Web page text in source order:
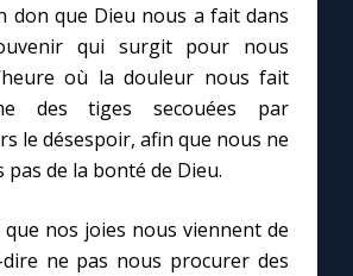
don que Dieu nous a fait dans
qui surgit pour nous
où la douleur nous fait
des tiges secouées par
le désespoir, afin que nous ne
pas de la bonté de Dieu.
que nos joies nous viennent de
dire ne pas nous procurer des